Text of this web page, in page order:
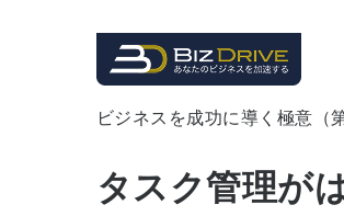
ビジネスを成功に導く極意（
タスク管理が